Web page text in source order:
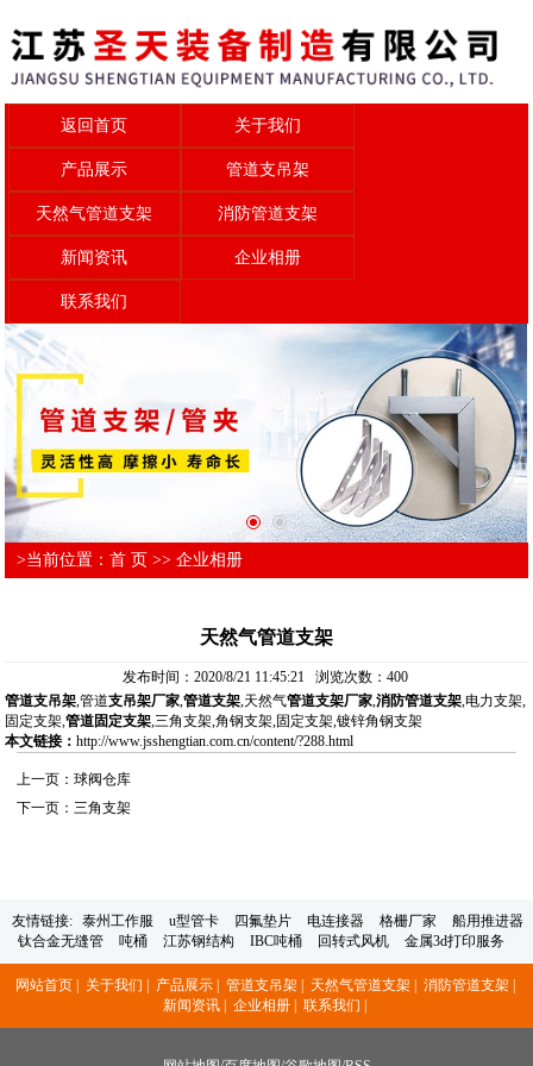
返回首页 关于我们
产品展示 管道支吊架
天然气管道支架 消防管道支架
新闻资讯 企业相册
联系我们
>当前位置：首 页 >>企业相册
天然气管道支架
发布时间：2020/8/21 11:45:21 浏览次数： 400
管道支吊架,管道支吊架厂家,管道支架,天然气管道支架厂家,消防管道支架,电力支架,
固定支架,管道固定支架,三角支架,角钢支架,固定支架,镀锌角钢支架
本文链接：http://www.jsshengtian.com.cn/content/?288.html
上一页：球阀仓库
下一页：三角支架
友情链接: 泰州工作服 u型管卡 四氟垫片 电连接器 格栅厂家
船用推进器
钛合金无缝管
吨桶 江苏钢结构 IBC吨桶 回转式风机 金属3d打印服务
网站首页 | 关于我们 | 产品展示 | 管道支吊架 | 天然气管道支架 | 消防管道支架 |
新闻资讯 | 企业相册 | 联系我们 |